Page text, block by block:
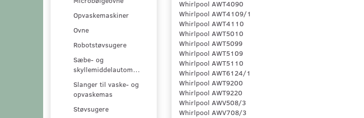
Opvaskemaskiner
Ovne
Robotstøvsugere
Sæbe- og
skyllemiddelautomater
Slanger til vaske- og
opvaskemas
Støvsugere
Whirlpool AWT4090
Whirlpool AWT4109/1
Whirlpool AWT4110
Whirlpool AWT5010
Whirlpool AWT5099
Whirlpool AWT5109
Whirlpool AWT5110
Whirlpool AWT6124/1
Whirlpool AWT9200
Whirlpool AWT9220
Whirlpool AWV508/3
Whirlpool AWV708/3